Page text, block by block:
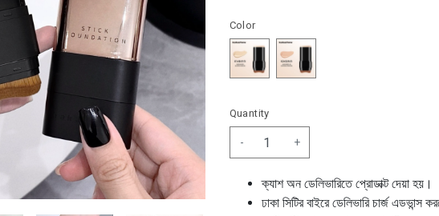
Color
Quantity
- +
ক্যাশ অন ডেলিভারিতে প্রোডাক্ট দেয়া হয়।
ঢাকা সিটির বাইরে ডেলিভারি চার্জ এডভান্স